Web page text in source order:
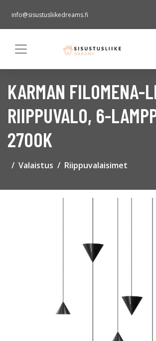
info@sisustusliikedreams.fi
KARMAN FILOMENA-
RIIPPUVALO, 6-
2700K
Valaistus Riippuvalaisimet